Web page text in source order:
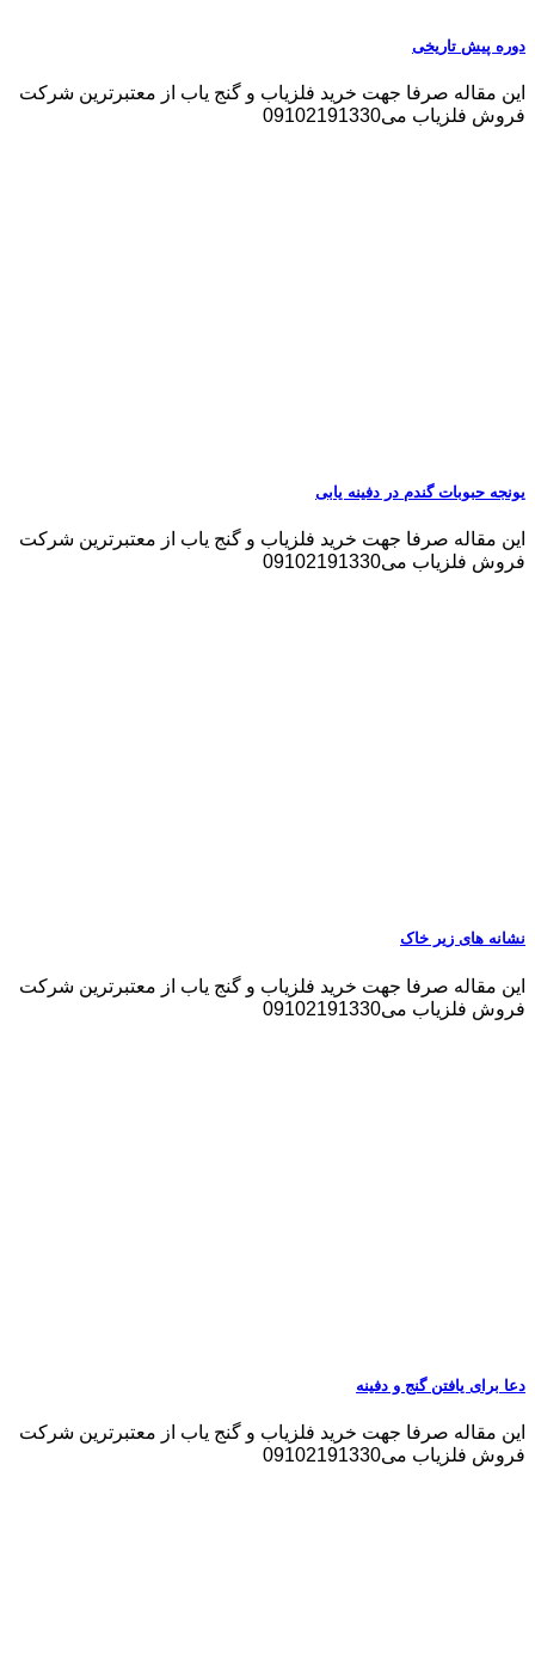
دوره پیش تاریخی
این مقاله صرفا جهت خرید فلزیاب و گنج یاب از معتبرترین شرکت
فروش فلزیاب می09102191330
یونجه حبوبات گندم در دفینه یابی
این مقاله صرفا جهت خرید فلزیاب و گنج یاب از معتبرترین شرکت
فروش فلزیاب می09102191330
نشانه های زیر خاک
این مقاله صرفا جهت خرید فلزیاب و گنج یاب از معتبرترین شرکت
فروش فلزیاب می09102191330
دعا برای یافتن گنج و دفینه
این مقاله صرفا جهت خرید فلزیاب و گنج یاب از معتبرترین شرکت
فروش فلزیاب می09102191330